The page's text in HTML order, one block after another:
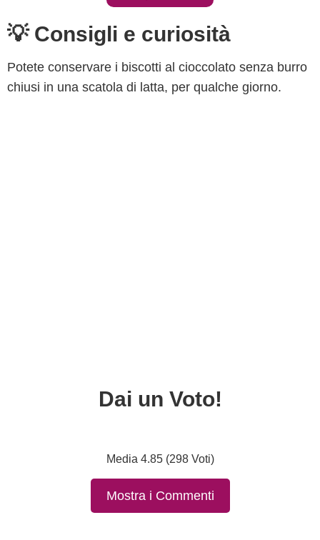
💡 Consigli e curiosità
Potete conservare i biscotti al cioccolato senza burro
chiusi in una scatola di latta, per qualche giorno.
Dai un Voto!
Media 4.85 (298 Voti)
Mostra i Commenti